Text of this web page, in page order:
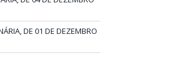
DE 01 DE DEZEMBRO